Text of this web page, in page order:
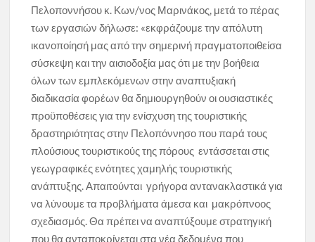
Πελοποννήσου κ. Κων/νος Μαρινάκος, μετά το πέρας
των εργασιών δήλωσε: «εκφράζουμε την απόλυτη
ικανοποίησή μας από την σημερινή πραγματοποιθείσα
σύσκεψη και την αισιοδοξία μας ότι με την βοήθεια
όλων των εμπλεκόμενων στην αναπτυξιακή
διαδικασία φορέων θα δημιουργηθούν οι ουσιαστικές
προϋποθέσεις για την ενίσχυση της τουριστικής
δραστηριότητας στην Πελοπόννησο που παρά τους
πλούσιους τουριστικούς της πόρους εντάσσεται στις
γεωγραφικές ενότητες χαμηλής τουριστικής
ανάπτυξης. Απαιτούνται γρήγορα αντανακλαστικά για
να λύνουμε τα προβλήματα άμεσα και μακρόπνοος
σχεδιασμός. Θα πρέπει να αναπτύξουμε στρατηγική
που θα ανταποκρίνεται στα νέα δεδομένα που